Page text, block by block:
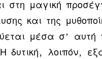
στη μαγική
και της
μέσα σ’ αυτή
Η δυτική, λοιπόν,